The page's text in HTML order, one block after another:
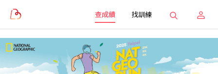
查成績 找訓練